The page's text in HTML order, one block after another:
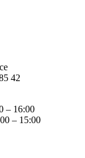
42
– 16:00
– 15:00